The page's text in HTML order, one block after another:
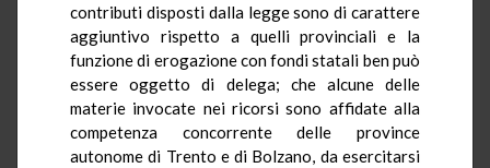
contributi disposti dalla legge sono di carattere
aggiuntivo rispetto a quelli provinciali e la
funzione di erogazione con fondi statali ben può
essere oggetto di delega; che alcune delle
materie invocate nei ricorsi sono affidate alla
competenza concorrente delle province
autonome di Trento e di Bolzano, da esercitarsi